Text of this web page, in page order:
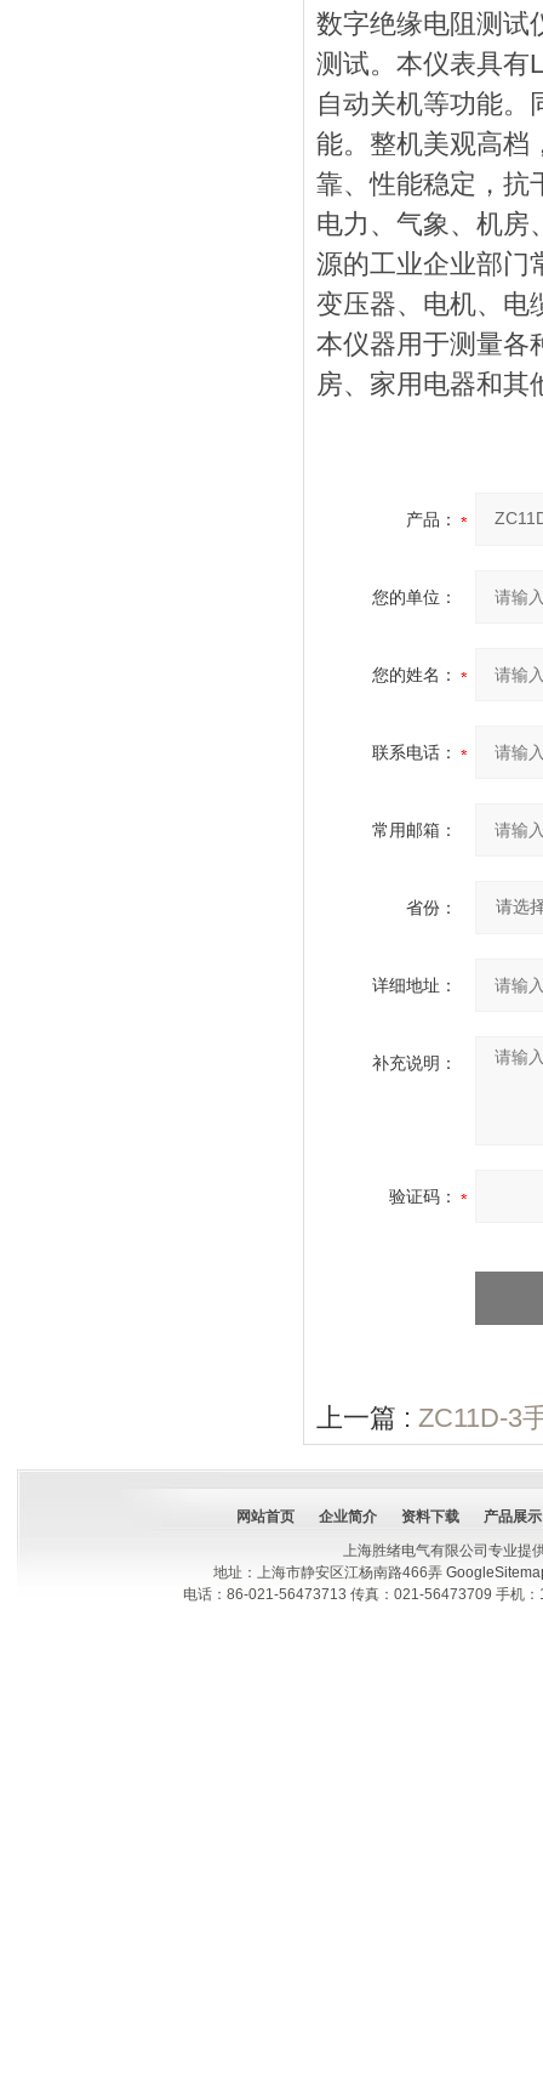
数字绝缘电阻测试
测试。本仪表具有
自动关机等功能。
能。整机美观高档
靠、性能稳定，抗
电力、气象、机房
源的工业企业部门
变压器、电机、电
本仪器用于测量各
房、家用电器和其
产品：
您的单位：
您的姓名：
联系电话：
常用邮箱：
省份：
详细地址：
补充说明：
验证码：
上一篇 : ZC11D-3
网站首页 企业简介 资料下载
产品展示
上海胜绪电气有限公司专业提
地址：上海市静安区江杨南路466弄
电话：86-021-56473713 传真：021-56473709 手机